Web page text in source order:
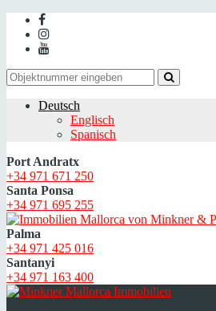
Deutsch
Englisch
Spanisch
Port Andratx
+34 971 671 250
Santa Ponsa
+34 971 695 255
Palma
+34 971 425 016
Santanyi
+34 971 163 400